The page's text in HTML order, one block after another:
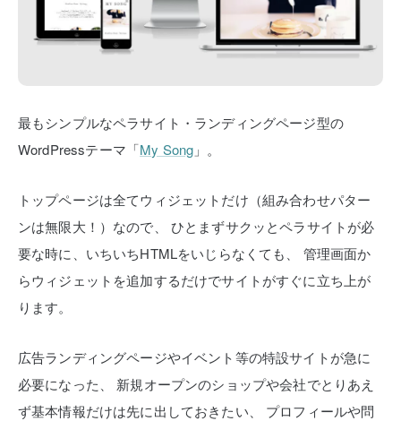
最もシンプルなペラサイト・ランディングページ型の
WordPressテーマ「My Song 」。
トップページは全てウィジェットだけ（組み合わせパター
ンは無限大！）なので、
ひとまずサクッとペラサイトが必
要な時に、いちいちHTMLをいじらなくても、
管理画面か
らウィジェットを追加するだけでサイトがすぐに立ち上が
ります。
広告ランディングページやイベント等の特設サイトが急に
必要になった、
新規オープンのショップや会社でとりあえ
ず基本情報だけは先に出しておきたい、
プロフィールや問